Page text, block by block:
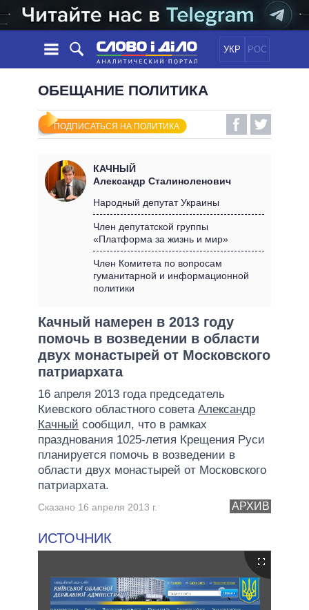
УКР РОС
НОВОСТИ
ЛЕНТА
СОБЫТИЯ
СТАТЬИ
МНЕНИЯ
ОБЗОРЫ
ДАЙДЖЕСТЫ
ПОЛИТИКА
ЭКОНОМИКА
МИР
ОБЕЩАНИЯ
ВСЕ ПОЛИТИКИ
ПРЕЗИДЕНТ И ОФИС
КАБИНЕТ МИНИСТРОВ
ГЛАВЫ ОБЛАДМИНИСТРАЦИЙ
ИНФОГРАФИКА
ВИДЕО
ПОДДЕРЖАТЬ
СРАВНЕНИЕ ПОЛИТИКОВ
ОБЕЩАНИЕ ПОЛИТИКА
ПОДПИСАТЬСЯ НА ПОЛИТИКА
КАЧНЫЙ
Александр Сталиноленович
Народный депутат Украины
Член депутатской группы
«Платформа за жизнь и мир»
Член Комитета по вопросам
гуманитарной и информационной
политики
Качный намерен в 2013 году
помочь в возведении в области
двух монастырей от Московского
патриархата
16 апреля 2013 года председатель
Киевского областного совета Александр
Качный сообщил, что в рамках
празднования 1025-летия Крещения Руси
планируется помочь в возведении в
области двух монастырей от Московского
патриархата.
АРХИВ
Сказано 16 апреля 2013 г.
ИСТОЧНИК